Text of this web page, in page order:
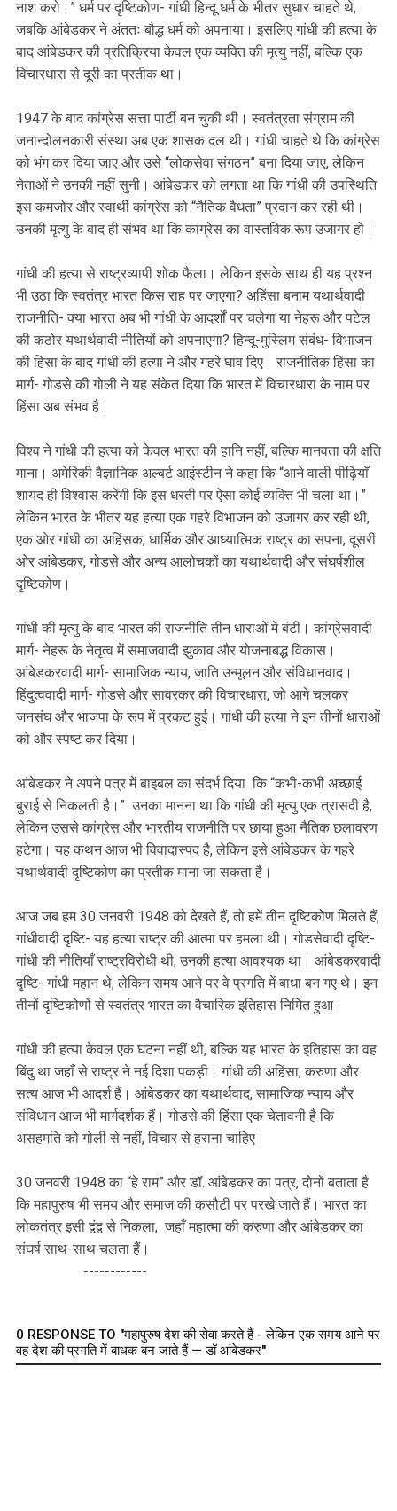
नाश करो।” धर्म पर दृष्टिकोण- गांधी हिन्दू धर्म के भीतर सुधार चाहते थे,
जबकि आंबेडकर ने अंततः बौद्ध धर्म को अपनाया। इसलिए गांधी की हत्या के
बाद आंबेडकर की प्रतिक्रिया केवल एक व्यक्ति की मृत्यु नहीं, बल्कि एक
विचारधारा से दूरी का प्रतीक था।
1947 के बाद कांग्रेस सत्ता पार्टी बन चुकी थी। स्वतंत्रता संग्राम की
जनान्दोलनकारी संस्था अब एक शासक दल थी। गांधी चाहते थे कि कांग्रेस
को भंग कर दिया जाए और उसे “लोकसेवा संगठन” बना दिया जाए, लेकिन
नेताओं ने उनकी नहीं सुनी। आंबेडकर को लगता था कि गांधी की उपस्थिति
इस कमजोर और स्वार्थी कांग्रेस को “नैतिक वैधता” प्रदान कर रही थी।
उनकी मृत्यु के बाद ही संभव था कि कांग्रेस का वास्तविक रूप उजागर हो।
गांधी की हत्या से राष्ट्रव्यापी शोक फैला। लेकिन इसके साथ ही यह प्रश्न
भी उठा कि स्वतंत्र भारत किस राह पर जाएगा? अहिंसा बनाम यथार्थवादी
राजनीति- क्या भारत अब भी गांधी के आदर्शों पर चलेगा या नेहरू और पटेल
की कठोर यथार्थवादी नीतियों को अपनाएगा? हिन्दू-मुस्लिम संबंध- विभाजन
की हिंसा के बाद गांधी की हत्या ने और गहरे घाव दिए। राजनीतिक हिंसा का
मार्ग- गोडसे की गोली ने यह संकेत दिया कि भारत में विचारधारा के नाम पर
हिंसा अब संभव है।
विश्व ने गांधी की हत्या को केवल भारत की हानि नहीं, बल्कि मानवता की क्षति
माना। अमेरिकी वैज्ञानिक अल्बर्ट आइंस्टीन ने कहा कि “आने वाली पीढ़ियाँ
शायद ही विश्वास करेंगी कि इस धरती पर ऐसा कोई व्यक्ति भी चला था।”
लेकिन भारत के भीतर यह हत्या एक गहरे विभाजन को उजागर कर रही थी,
एक ओर गांधी का अहिंसक, धार्मिक और आध्यात्मिक राष्ट्र का सपना, दूसरी
ओर आंबेडकर, गोडसे और अन्य आलोचकों का यथार्थवादी और संघर्षशील
दृष्टिकोण।
गांधी की मृत्यु के बाद भारत की राजनीति तीन धाराओं में बंटी। कांग्रेसवादी
मार्ग- नेहरू के नेतृत्व में समाजवादी झुकाव और योजनाबद्ध विकास।
आंबेडकरवादी मार्ग- सामाजिक न्याय, जाति उन्मूलन और संविधानवाद।
हिंदुत्ववादी मार्ग- गोडसे और सावरकर की विचारधारा, जो आगे चलकर
जनसंघ और भाजपा के रूप में प्रकट हुई। गांधी की हत्या ने इन तीनों धाराओं
को और स्पष्ट कर दिया।
आंबेडकर ने अपने पत्र में बाइबल का संदर्भ दिया कि “कभी-कभी अच्छाई
बुराई से निकलती है।” उनका मानना था कि गांधी की मृत्यु एक त्रासदी है,
लेकिन उससे कांग्रेस और भारतीय राजनीति पर छाया हुआ नैतिक छलावरण
हटेगा। यह कथन आज भी विवादास्पद है, लेकिन इसे आंबेडकर के गहरे
यथार्थवादी दृष्टिकोण का प्रतीक माना जा सकता है।
आज जब हम 30 जनवरी 1948 को देखते हैं, तो हमें तीन दृष्टिकोण मिलते हैं,
गांधीवादी दृष्टि- यह हत्या राष्ट्र की आत्मा पर हमला थी। गोडसेवादी दृष्टि-
गांधी की नीतियाँ राष्ट्रविरोधी थी, उनकी हत्या आवश्यक था। आंबेडकरवादी
दृष्टि- गांधी महान थे, लेकिन समय आने पर वे प्रगति में बाधा बन गए थे। इन
तीनों दृष्टिकोणों से स्वतंत्र भारत का वैचारिक इतिहास निर्मित हुआ।
गांधी की हत्या केवल एक घटना नहीं थी, बल्कि यह भारत के इतिहास का वह
बिंदु था जहाँ से राष्ट्र ने नई दिशा पकड़ी। गांधी की अहिंसा, करुणा और
सत्य आज भी आदर्श हैं। आंबेडकर का यथार्थवाद, सामाजिक न्याय और
संविधान आज भी मार्गदर्शक हैं। गोडसे की हिंसा एक चेतावनी है कि
असहमति को गोली से नहीं, विचार से हराना चाहिए।
30 जनवरी 1948 का “हे राम” और डॉ. आंबेडकर का पत्र, दोनों बताता है
कि महापुरुष भी समय और समाज की कसौटी पर परखे जाते हैं। भारत का
लोकतंत्र इसी द्वंद्व से निकला, जहाँ महात्मा की करुणा और आंबेडकर का
संघर्ष साथ-साथ चलता हैं।
------------
0 RESPONSE TO "महापुरुष देश की सेवा करते हैं - लेकिन एक समय आने पर
वह देश की प्रगति में बाधक बन जाते हैं — डॉ आंबेडकर"